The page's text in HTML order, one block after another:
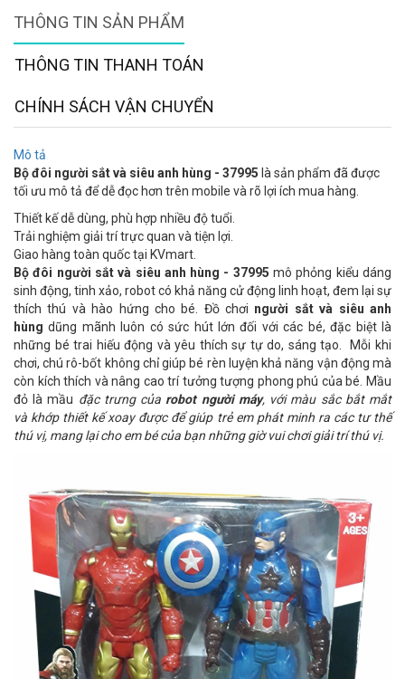
THÔNG TIN SẢN PHẨM
THÔNG TIN THANH TOÁN
CHÍNH SÁCH VẬN CHUYỂN
Mô tả
Bộ đôi người sắt và siêu anh hùng - 37995 là sản phẩm đã được
tối ưu mô tả để dễ đọc hơn trên mobile và rõ lợi ích mua hàng.
Thiết kế dễ dùng, phù hợp nhiều độ tuổi.
Trải nghiệm giải trí trực quan và tiện lợi.
Giao hàng toàn quốc tại KVmart.
Bộ đôi người sắt và siêu anh hùng - 37995 mô phỏng kiểu dáng
sinh động, tinh xảo, robot có khả năng cử động linh hoạt, đem lại sự
thích thú và hào hứng cho bé. Đồ chơi người sắt và siêu anh
hùng dũng mãnh luôn có sức hút lớn đối với các bé, đặc biệt là
những bé trai hiếu động và yêu thích sự tự do, sáng tạo. Mỗi khi
chơi, chú rô-bốt không chỉ giúp bé rèn luyện khả năng vận động mà
còn kích thích và nâng cao trí tưởng tượng phong phú của bé. Mầu
đỏ là mầu đặc trưng của robot người máy, với màu sắc bắt mắt
và khớp thiết kế xoay được để giúp trẻ em phát minh ra các tư thế
thú vị, mang lại cho em bé của bạn những giờ vui chơi giải trí thú vị.